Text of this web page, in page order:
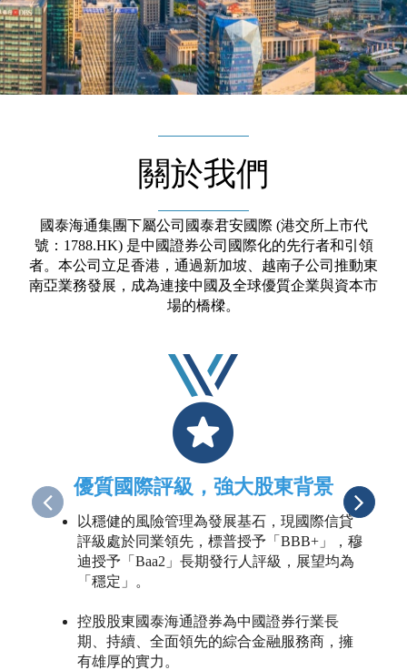
關於我們
國泰海通集團下屬公司國泰君安國際 (港交所上市代
號：1788.HK) 是中國證券公司國際化的先行者和引領
者。本公司立足香港，通過新加坡、越南子公司推動東
南亞業務發展，成為連接中國及全球優質企業與資本市
場的橋樑。
優質國際評級，強大股東背景
以穩健的風險管理為發展基石，現國際信貸
評級處於同業領先，標普授予「BBB+」，穆
迪授予「Baa2」長期發行人評級，展望均為
「穩定」。
控股股東國泰海通證券為中國證券行業長
期、持續、全面領先的綜合金融服務商，擁
有雄厚的實力。